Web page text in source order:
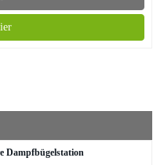
Dampfbügelstation